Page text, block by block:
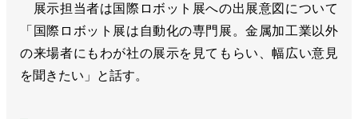
展示担当者は国際ロボット展への出展意図について
「国際ロボット展は自動化の専門展。金属加工業以外
の来場者にもわが社の展示を見てもらい、幅広い意見
を聞きたい」と話す。